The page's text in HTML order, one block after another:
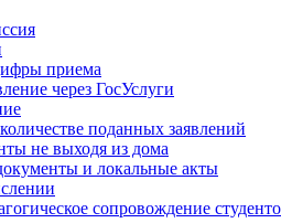
приема
через ГосУслуги
поданных заявлений
не выходя из дома
и локальные акты
сопровождение